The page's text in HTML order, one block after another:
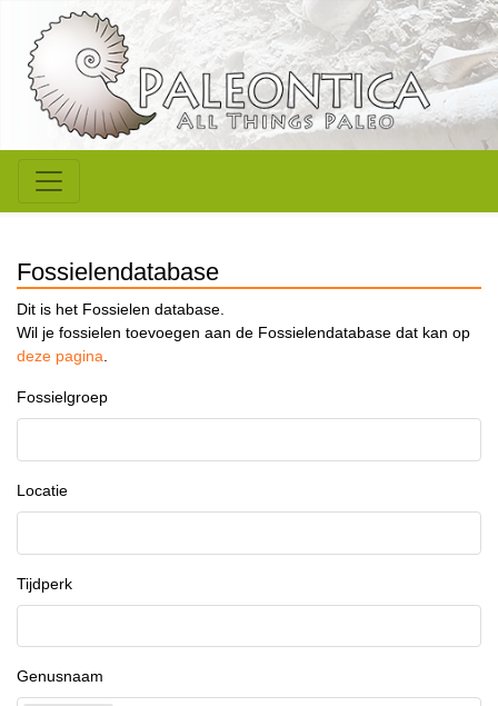
Fossielendatabase
Dit is het Fossielen database.
Wil je fossielen toevoegen aan de Fossielendatabase dat kan op
deze pagina.
Fossielgroep
Locatie
Tijdperk
Genusnaam